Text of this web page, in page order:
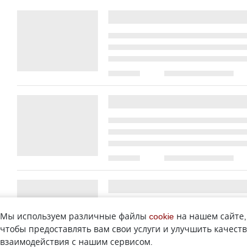
Мы используем различные файлы cookie на нашем сайте,
чтобы предоставлять вам свои услуги и улучшить
взаимодействия с нашим сервисом.